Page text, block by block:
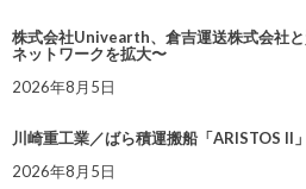
株式会社Univearth、倉吉運送株式会社
ネットワークを拡大〜
2026年8月5日
川崎重工業／ばら積運搬船「ARISTOS II
2026年8月5日